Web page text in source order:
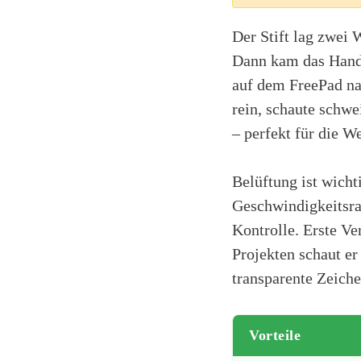
Der Stift lag zwei
Dann kam das
auf dem FreePad
rein, schaute
– perfekt für die
Belüftung ist
Kontrolle. Erste
Projekten schaut
transparente
Vorteile